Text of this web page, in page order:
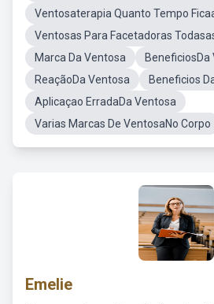
Ventosaterapia Quanto Tempo
Ventosas Para Facetadoras
Marca Da Ventosa
BeneficiosDa
ReaçãoDa Ventosa
Beneficios
Aplicaçao ErradaDa Ventosa
Varias Marcas De VentosaNo Corpo
Emelie